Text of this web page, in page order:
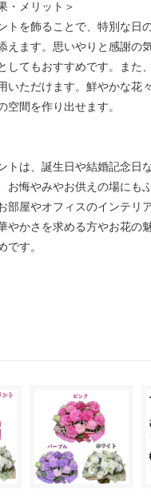
・メリット＞
トを飾ることで、特別な日
えます。思いやりと感謝の
してもおすすめです。また
いただけます。鮮やかな花
空間を作り出せます。
トは、誕生日や結婚記念日
お悔やみやお供えの場にも
部屋やオフィスのインテリ
やかさを求める方やお花の
です。